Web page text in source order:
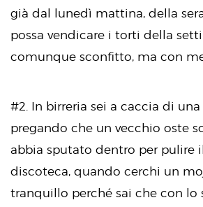
già dal lunedì mattina, della
possa vendicare i torti della
comunque sconfitto, ma con
#2. In birreria sei a caccia di
pregando che un vecchio oste
abbia sputato dentro per pulire
discoteca, quando cerchi un
tranquillo perché sai che con lo